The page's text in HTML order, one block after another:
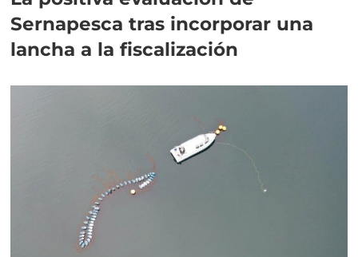
Sernapesca tras incorporar una
lancha a la fiscalización